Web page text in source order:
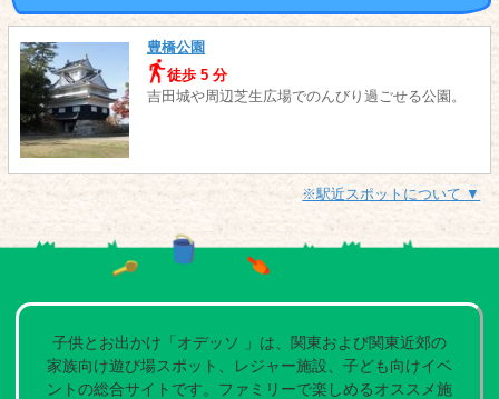
豊橋公園
徒歩 5 分
吉田城や周辺芝生広場でのんびり過ごせる公園。
※駅近スポットについて ▼
子供とお出かけ「オデッソ 」は、関東および関東近郊の
家族向け遊び場スポット、レジャー施設、子ども向けイベ
ントの総合サイトです。ファミリーで楽しめるオススメ施